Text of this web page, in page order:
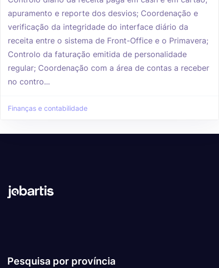
apuramento e reporte dos desvios; Coordenação e
verificação da integridade do interface diário da
receita entre o sistema de Front-Office e o Primavera;
Controlo da faturação emitida de personalidade
regular; Coordenação com a área de contas a receber
no contro...
Finanças e contabilidade
Pesquisa por província